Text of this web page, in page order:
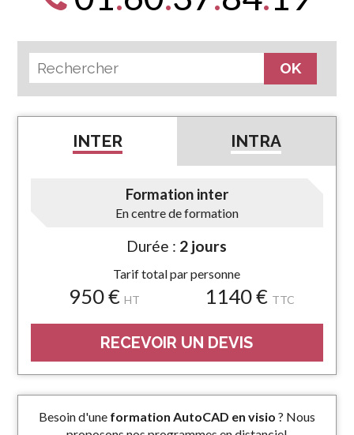
INTER INTRA
Formation inter
En centre de formation
Durée : 2 jours
Tarif total par personne
950 € HT 1140 € TTC
RECEVOIR UN DEVIS
Besoin d'une formation AutoCAD en visio ? Nous